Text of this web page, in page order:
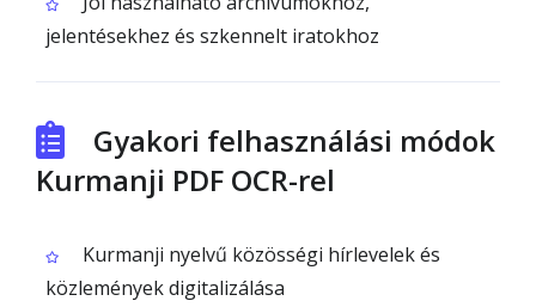
jelentésekhez és szkennelt iratokhoz
Gyakori felhasználási módok
Kurmanji PDF OCR-rel
Kurmanji nyelvű közösségi hírlevelek és
közlemények digitalizálása